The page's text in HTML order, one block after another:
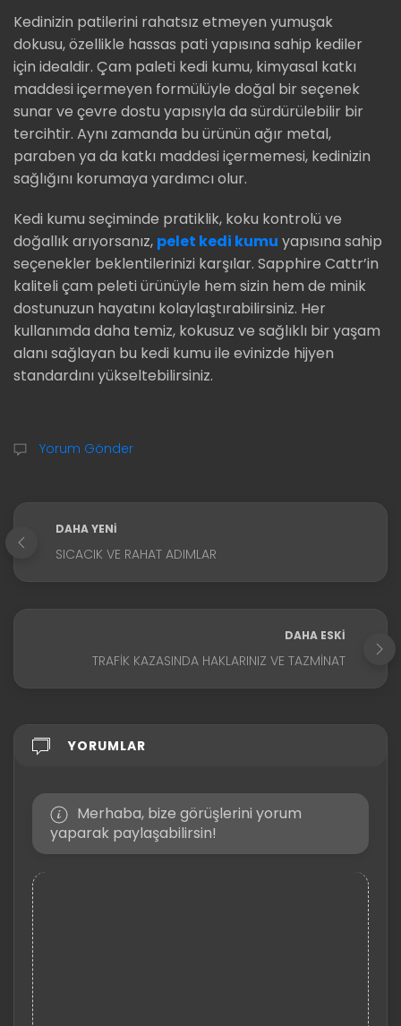
Kedinizin patilerini rahatsız etmeyen yumuşak
dokusu, özellikle hassas pati yapısına sahip kediler
için idealdir. Çam paleti kedi kumu, kimyasal katkı
maddesi içermeyen formülüyle doğal bir seçenek
sunar ve çevre dostu yapısıyla da sürdürülebilir bir
tercihtir. Aynı zamanda bu ürünün ağır metal,
paraben ya da katkı maddesi içermemesi, kedinizin
sağlığını korumaya yardımcı olur.
Kedi kumu seçiminde pratiklik, koku kontrolü ve
doğallık arıyorsanız, pelet kedi kumu yapısına sahip
seçenekler beklentilerinizi karşılar. Sapphire Cattr’in
kaliteli çam peleti ürünüyle hem sizin hem de minik
dostunuzun hayatını kolaylaştırabilirsiniz. Her
kullanımda daha temiz, kokusuz ve sağlıklı bir yaşam
alanı sağlayan bu kedi kumu ile evinizde hijyen
standardını yükseltebilirsiniz.
Yorum Gönder
DAHA YENI
SICACIK VE RAHAT ADIMLAR
DAHA ESKI
TRAFIK KAZASINDA HAKLARINIZ VE TAZMINAT
YORUMLAR
Merhaba, bize görüşlerini yorum
yaparak paylaşabilirsin!